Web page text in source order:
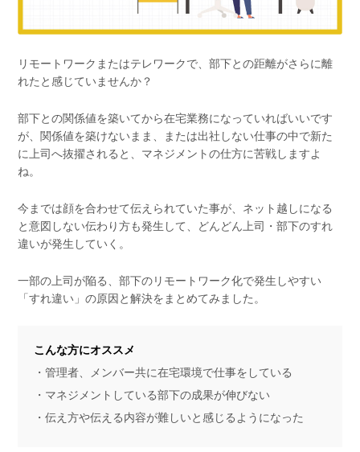
リモートワークまたはテレワークで、部下との距離がさらに離
れたと感じていませんか？
部下との関係値を築いてから在宅業務になっていればいいです
が、関係値を築けないまま、または出社しない仕事の中で新た
に上司へ抜擢されると、マネジメントの仕方に苦戦しますよ
ね。
今までは顔を合わせて伝えられていた事が、ネット越しになる
と意図しない伝わり方も発生して、どんどん上司・部下のすれ
違いが発生していく。
一部の上司が陥る、部下のリモートワーク化で発生しやすい
「すれ違い」の原因と解決をまとめてみました。
こんな方にオススメ
・管理者、メンバー共に在宅環境で仕事をしている
・マネジメントしている部下の成果が伸びない
・伝え方や伝える内容が難しいと感じるようになった